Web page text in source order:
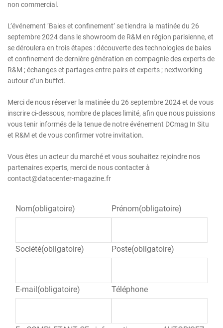
non commercial.
L’événement ‘Baies et confinement’ se tiendra la matinée du 26
septembre 2024 dans le showroom de R&M en région parisienne, et
se déroulera en trois étapes : découverte des technologies de baies
et confinement de dernière génération en compagnie des experts de
R&M ; échanges et partages entre pairs et experts ; nextworking
autour d’un buffet.
Merci de nous réserver la matinée du 26 septembre 2024 et de vous
inscrire ci-dessous, nombre de places limité, afin que nous puissions
vous tenir informés de la tenue de notre événement DCmag In Situ
et R&M et de vous confirmer votre invitation.
Vous êtes un acteur du marché et vous souhaitez rejoindre nos
partenaires experts, merci de nous contacter à
contact@datacenter-magazine.fr
Nom(obligatoire) Prénom(obligatoire)
Société(obligatoire) Poste(obligatoire)
E-mail (obligatoire) Téléphone